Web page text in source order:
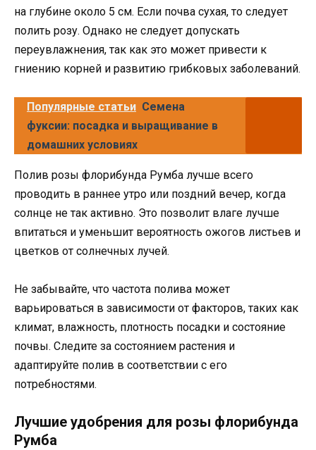
на глубине около 5 см. Если почва сухая, то следует
полить розу. Однако не следует допускать
переувлажнения, так как это может привести к
гниению корней и развитию грибковых заболеваний.
Популярные статьи Семена
фуксии: посадка и выращивание в
домашних условиях
Полив розы флорибунда Румба лучше всего
проводить в раннее утро или поздний вечер, когда
солнце не так активно. Это позволит влаге лучше
впитаться и уменьшит вероятность ожогов листьев и
цветков от солнечных лучей.
Не забывайте, что частота полива может
варьироваться в зависимости от факторов, таких как
климат, влажность, плотность посадки и состояние
почвы. Следите за состоянием растения и
адаптируйте полив в соответствии с его
потребностями.
Лучшие удобрения для розы флорибунда
Румба